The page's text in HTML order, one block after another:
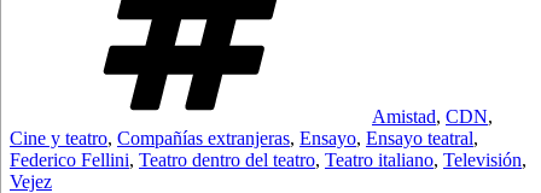
Amistad, CDN,
Cine y teatro, Compañías extranjeras, Ensayo, Ensayo teatral,
Federico Fellini, Teatro dentro del teatro, Teatro italiano, Televisión,
Vejez